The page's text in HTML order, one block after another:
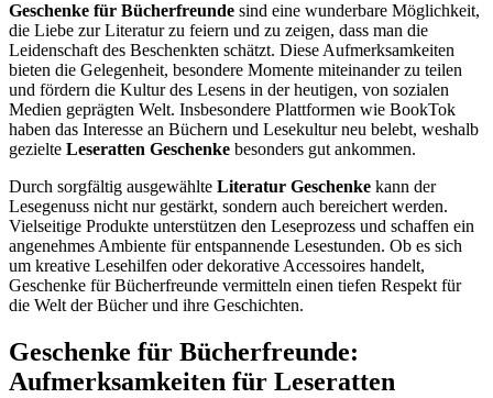
Geschenke für Bücherfreunde sind eine wunderbare Möglichkeit,
die Liebe zur Literatur zu feiern und zu zeigen, dass man die
Leidenschaft des Beschenkten schätzt. Diese Aufmerksamkeiten
bieten die Gelegenheit, besondere Momente miteinander zu teilen
und fördern die Kultur des Lesens in der heutigen, von sozialen
Medien geprägten Welt. Insbesondere Plattformen wie BookTok
haben das Interesse an Büchern und Lesekultur neu belebt, weshalb
gezielte Leseratten Geschenke besonders gut ankommen.
Durch sorgfältig ausgewählte Literatur Geschenke kann der
Lesegenuss nicht nur gestärkt, sondern auch bereichert werden.
Vielseitige Produkte unterstützen den Leseprozess und schaffen ein
angenehmes Ambiente für entspannende Lesestunden. Ob es sich
um kreative Lesehilfen oder dekorative Accessoires handelt,
Geschenke für Bücherfreunde vermitteln einen tiefen Respekt für
die Welt der Bücher und ihre Geschichten.
Geschenke für Bücherfreunde:
Aufmerksamkeiten für Leseratten